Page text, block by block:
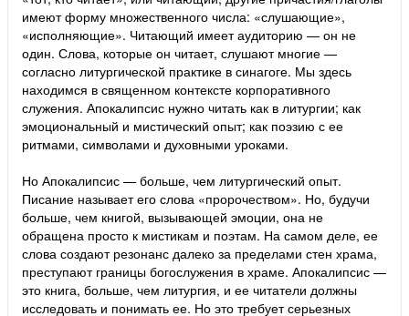
имеют форму множественного числа: «слушающие»,
«исполняющие». Читающий имеет аудиторию — он не
один. Слова, которые он читает, слушают многие —
согласно литургической практике в синагоге. Мы здесь
находимся в священном контексте корпоративного
служения. Апокалипсис нужно читать как в литургии; как
эмоциональный и мистический опыт; как поэзию с ее
ритмами, символами и духовными уроками.
Но Апокалипсис — больше, чем литургический опыт.
Писание называет его слова «пророчеством». Но, будучи
больше, чем книгой, вызывающей эмоции, она не
обращена просто к мистикам и поэтам. На самом деле, ее
слова создают резонанс далеко за пределами стен храма,
преступают границы богослужения в храме. Апокалипсис —
это книга, больше, чем литургия, и ее читатели должны
исследовать и понимать ее. Но это требует серьезных